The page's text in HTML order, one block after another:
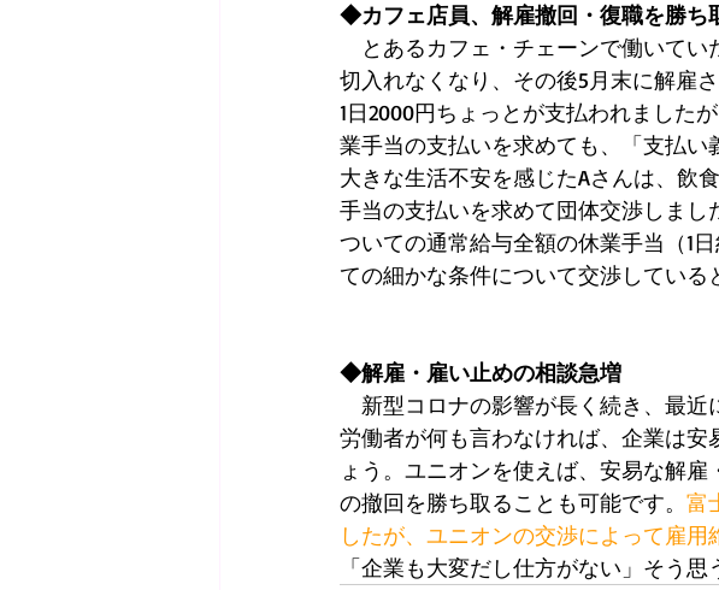
◆カフェ店員、解雇撤回・復職を勝ち
とあるカフェ・チェーンで働いてい
切入れなくなり、その後5月末に解雇
1日2000円ちょっとが支払われました
業手当の支払いを求めても、「支払い
大きな生活不安を感じたAさんは、飲
手当の支払いを求めて団体交渉しま
ついての通常給与全額の休業手当（1
ての細かな条件について交渉している
◆解雇・雇い止めの相談急増
新型コロナの影響が長く続き、最近
労働者が何も言わなければ、企業は
ょう。ユニオンを使えば、安易な解
の撤回を勝ち取ることも可能です。 富
したが、ユニオンの交渉によって雇用
「企業も大変だし仕方がない」そう